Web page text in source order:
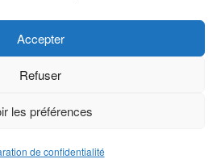
Accepter
Refuser
les préférences
de confidentialité